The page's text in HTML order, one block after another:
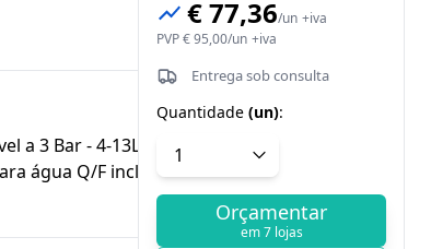
a 3 Bar - 4-13L/min Kit de
água Q/F incluídas Tempo
€ 77,36/un +iva
PVP€ 95,00/un +iva
Entrega sob consulta
Quantidade (un):
Orçamentar
em 7 lojas